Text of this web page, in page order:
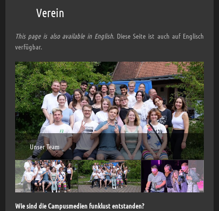
Verein
This page is also available in English. Diese Seite ist auch auf Englisch
verfügbar.
Unser Team
Wie sind die Campusmedien funklust entstanden?